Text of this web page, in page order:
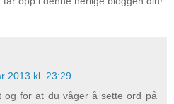
2013 kl. 23:29
og for at du våger å sette ord på